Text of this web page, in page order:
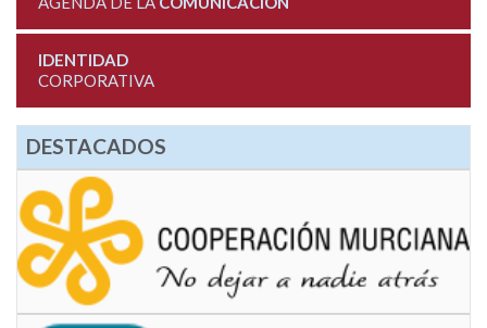
IDENTIDAD
CORPORATIVA
DESTACADOS